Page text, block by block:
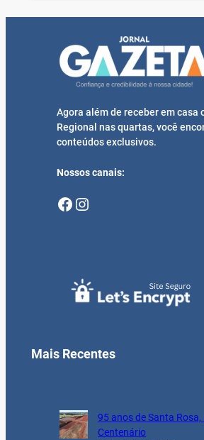
Agora além de receber em casa
Regional nas quartas, você
conteúdos exclusivos.
Nossos canais:
Facebook Instagram
Mais Recentes
95 anos de Santa
Centenário